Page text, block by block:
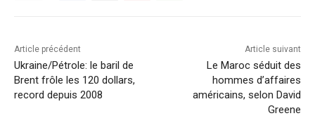
Article précédent
Ukraine/Pétrole: le baril de
Brent frôle les 120 dollars,
record depuis 2008
Article suivant
Le Maroc séduit des
hommes d’affaires
américains, selon David
Greene